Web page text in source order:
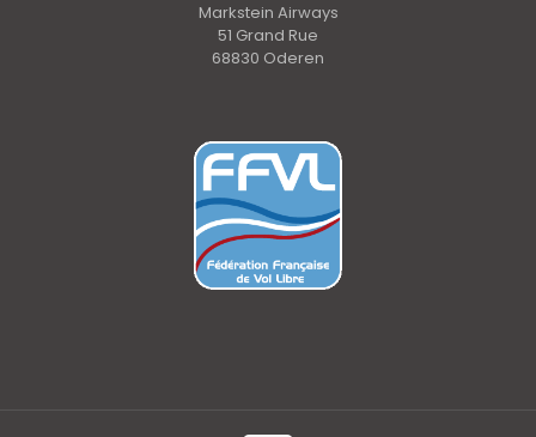
Markstein Airways
51 Grand Rue
68830 Oderen